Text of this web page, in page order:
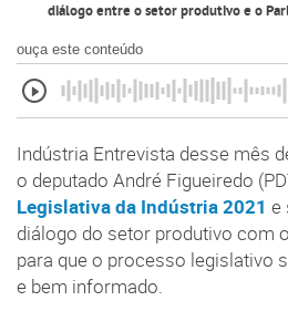
diálogo entre o setor produtivo e o
ouça este conteúdo
Indústria Entrevista desse mês
o deputado André Figueiredo
Legislativa da Indústria 2021 e
diálogo do setor produtivo com
para que o processo legislativo
e bem informado.